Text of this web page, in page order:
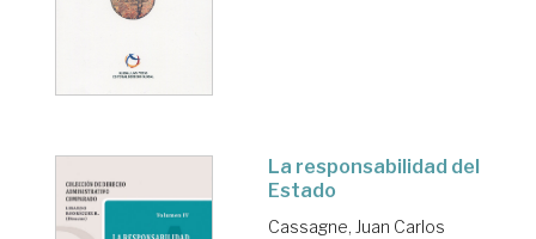
La responsabilidad del
Estado
Cassagne, Juan Carlos